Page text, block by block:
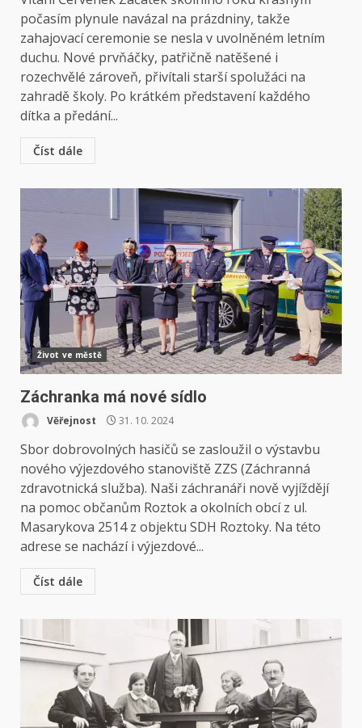
počasím plynule navázal na prázdniny, takže
zahajovací ceremonie se nesla v uvolněném letním
duchu. Nové prvňáčky, patřičně natěšené i
rozechvělé zároveň, přivítali starší spolužáci na
zahradě školy. Po krátkém představení každého
dítka a předání...
Číst dále
Život ve městě
Záchranka má nové sídlo
Věřejnost 31. 10. 2024
Sbor dobrovolných hasičů se zasloužil o výstavbu
nového výjezdového stanoviště ZZS (Záchranná
zdravotnická služba). Naši záchranáři nově vyjíždějí
na pomoc občanům Roztok a okolních obcí z ul.
Masarykova 2514 z objektu SDH Roztoky. Na této
adrese se nachází i výjezdové...
Číst dále